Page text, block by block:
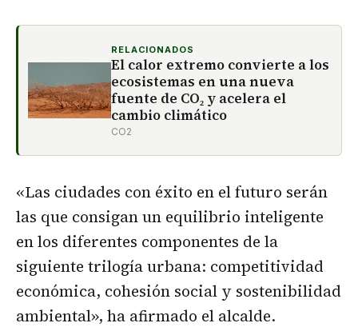
RELACIONADOS
El calor extremo convierte a los
ecosistemas en una nueva
fuente de CO₂ y acelera el
cambio climático
CO2
«Las ciudades con éxito en el futuro serán
las que consigan un equilibrio inteligente
en los diferentes componentes de la
siguiente trilogía urbana: competitividad
económica, cohesión social y sostenibilidad
ambiental», ha afirmado el alcalde.